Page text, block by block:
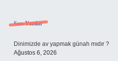
Sidebar
Son Yazılar
Dinimizde av yapmak günah mıdır ?
Ağustos 6, 2026